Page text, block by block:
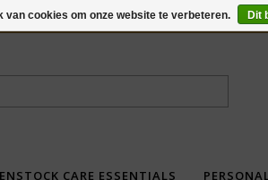
CARE ESSENTIALS
van cookies om onze website te verbeteren. Dit